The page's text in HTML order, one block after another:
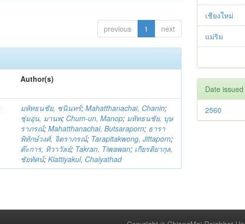
previous 1 next
Author(s)
มหัทธนชัย, ชนินทร์;Mahatthanachai, Chanin;
ชุ่มอุ่น, มานพ; Chum-un, Manop; มหัทธนชัย, บุษ
ราภรณ์;Mahatthanachai, Butsaraporn; ธารา
พิทักษ์วงศ์, จิตราภรณ์; Tarapitakwong, Jittaporn;
ต๊ะการ, ทิวาวัลย์; Takran, Tiwawan; เกียรติยากุล,
ชัยทัศน์;Kiattiyakul, Chaiyathad
เชียงใหม่
แม่ริม
Date issued
2560